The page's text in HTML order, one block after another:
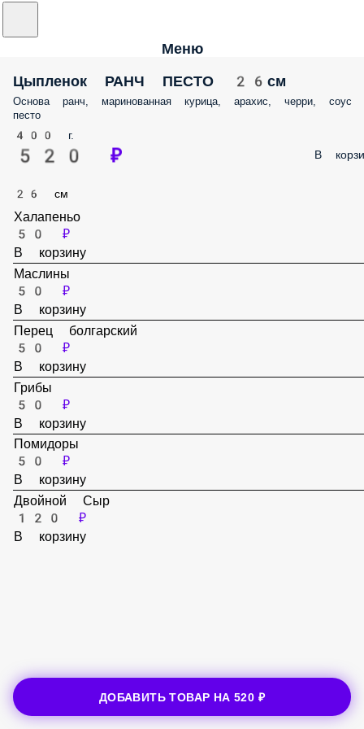
Меню
Цыпленок РАНЧ ПЕСТО 26см
Основа ранч, маринованная курица, арахис, черри, соус
песто
400 г.
520 ₽ В
26 см
Халапеньо
50 ₽
В корзину
Маслины
50 ₽
В корзину
Перец болгарский
50 ₽
В корзину
Грибы
50 ₽
В корзину
Помидоры
50 ₽
В корзину
ДОБАВИТЬ ТОВАР НА520 ₽